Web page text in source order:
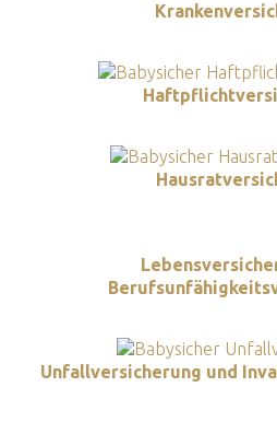
Unfallversicherung und